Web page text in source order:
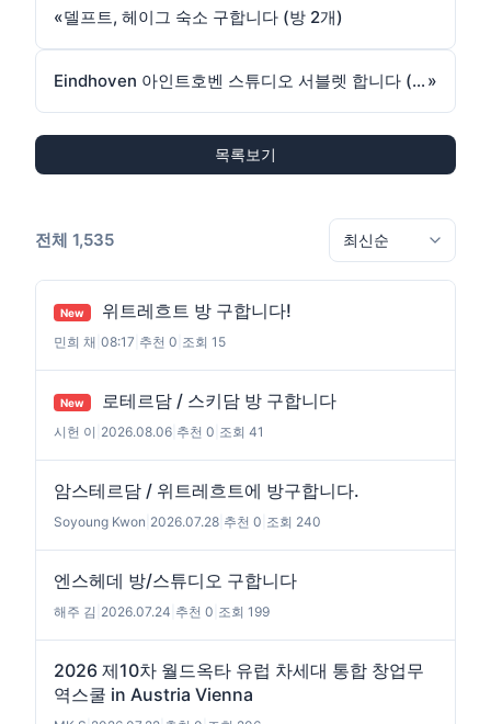
«델프트, 헤이그 숙소 구합니다 (방 2개)
Eindhoven 아인트호벤 스튜디오 서블렛 합니다 (7월초-9월중) »
목록보기
전체 1,535
New 위트레흐트 방 구합니다!
민희 채 08:17 추천 0 조회 15
New 로테르담 / 스키담 방 구합니다
시헌 이 2026.08.06 추천 0 조회 41
암스테르담 / 위트레흐트에 방구합니다.
Soyoung Kwon 2026.07.28 추천 0 조회 240
엔스헤데 방/스튜디오 구합니다
해주 김 2026.07.24 추천 0 조회 199
2026 제10차 월드옥타 유럽 차세대 통합 창업무
역스쿨 in Austria Vienna